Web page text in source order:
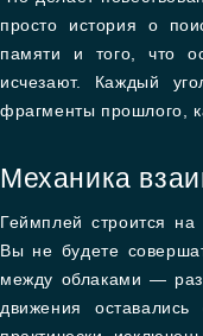
просто история о
памяти и того, что
исчезают. Каждый
фрагменты прошлого,
Механика
Геймплей строится на
Вы не будете
между облаками —
движения